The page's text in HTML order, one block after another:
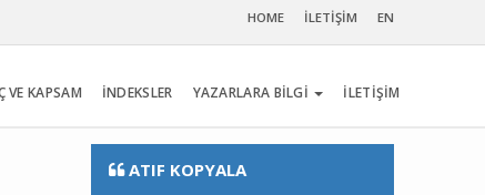
HOME İLETİŞİM EN
VE KAPSAM İNDEKSLER YAZARLARA BİLGİ İLETİŞİM
ATIF KOPYALA